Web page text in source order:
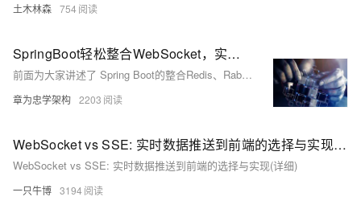
土木林森 754
SpringBoot轻松整合WebSocket，实现Web在线聊天室
前面为大家讲述了 Spring Boot的整合Redis、RabbitMQ、Elasticsearch等各种框架组件；随着移动互联网的发展，服务端消息数据推送已经是一个非常重要、非常普遍的基础功能。今天就和大家聊聊在SpringBoot轻松整合WebSocket，实现Web在线聊天室，希望能对大家有所帮助。
章为忠学架构 2203
WebSocket vs SSE: 实时数据推送到前端的选择与实现(详细)
WebSocket vs SSE: 实时数据推送到前端的选择与实现(详细)
一只牛博 3194